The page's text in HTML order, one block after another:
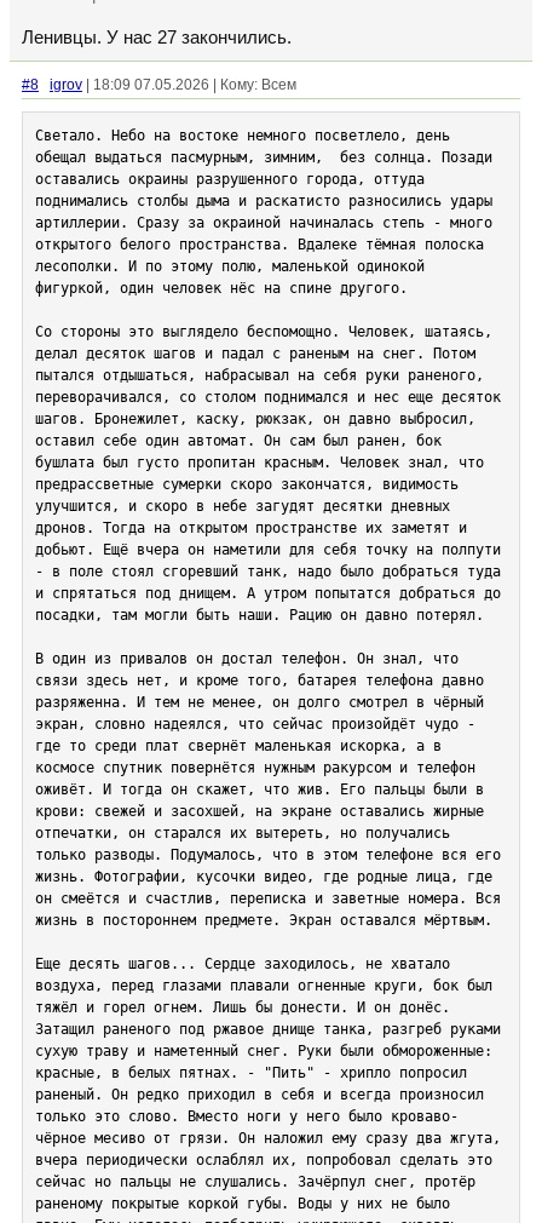
Ленивцы. У нас 27 закончились.
#8 igrov | 18:09 07.05.2026 | Кому: Всем
​​​​​​Светало. Небо на востоке немного посветлело, день
обещал выдаться пасмурным, зимним,  без солнца. Позади
оставались окраины разрушенного города, оттуда
поднимались столбы дыма и раскатисто разносились удары
артиллерии. Сразу за окраиной начиналась степь - много
открытого белого пространства. Вдалеке тёмная полоска
лесополки. И по этому полю, маленькой одинокой
фигуркой, один человек нёс на спине другого.
Со стороны это выглядело беспомощно. Человек, шатаясь,
делал десяток шагов и падал с раненым на снег. Потом
пытался отдышаться, набрасывал на себя руки раненого,
переворачивался, со столом поднимался и нес еще десяток
шагов. Бронежилет, каску, рюкзак, он давно выбросил,
оставил себе один автомат. Он сам был ранен, бок
бушлата был густо пропитан красным. Человек знал, что
предрассветные сумерки скоро закончатся, видимость
улучшится, и скоро в небе загудят десятки дневных
дронов. Тогда на открытом пространстве их заметят и
добьют. Ещё вчера он наметили для себя точку на полпути
- в поле стоял сгоревший танк, надо было добраться туда
и спрятаться под днищем. А утром попытатся добраться до
посадки, там могли быть наши. Рацию он давно потерял.
В один из привалов он достал телефон. Он знал, что
связи здесь нет, и кроме того, батарея телефона давно
разряженна. И тем не менее, он долго смотрел в чёрный
экран, словно надеялся, что сейчас произойдёт чудо -
где то среди плат свернёт маленькая искорка, а в
космосе спутник повернётся нужным ракурсом и телефон
оживёт. И тогда он скажет, что жив. Его пальцы были в
крови: свежей и засохшей, на экране оставались жирные
отпечатки, он старался их вытереть, но получались
только разводы. Подумалось, что в этом телефоне вся его
жизнь. Фотографии, кусочки видео, где родные лица, где
он смеётся и счастлив, переписка и заветные номера. Вся
жизнь в постороннем предмете. Экран оставался мёртвым.
Еще десять шагов... Сердце заходилось, не хватало
воздуха, перед глазами плавали огненные круги, бок был
тяжёл и горел огнем. Лишь бы донести. И он донёс.
Затащил раненого под ржавое днище танка, разгреб руками
сухую траву и наметенный снег. Руки были обмороженные:
красные, в белых пятнах. - "Пить" - хрипло попросил
раненый. Он редко приходил в себя и всегда произносил
только это слово. Вместо ноги у него было кроваво-
чёрное месиво от грязи. Он наложил ему сразу два жгута,
вчера периодически ослаблял их, попробовал сделать это
сейчас но пальцы не слушались. Зачёрпул снег, протёр
раненому покрытые коркой губы. Воды у них не было